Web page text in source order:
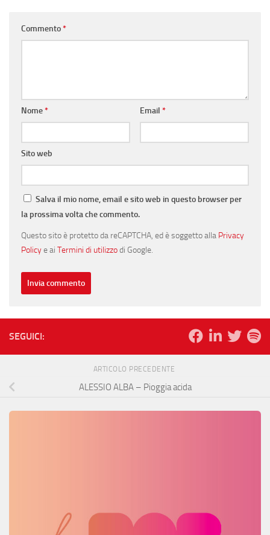
Commento*
Nome* Email *
Sito web
Salva il mio nome, email e sito web in questo browser per
la prossima volta che commento.
Questo sito è protetto da reCAPTCHA, ed è soggetto alla Privacy
Policye ai Termini di utilizzodi Google.
SEGUICI:
ARTICOLO PRECEDENTE
ALESSIO ALBA – Pioggia acida